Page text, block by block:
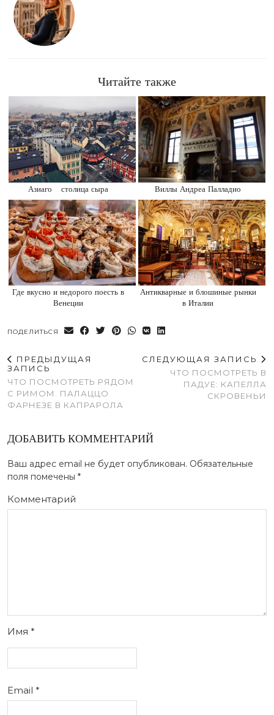
Читайте также
Азиаго – столица сыра Виллы Андреа Палладио
Где вкусно и недорого поесть в
Венеции
Антикварные и блошиные рынки
в Италии
ПОДЕЛИТЬСЯ
ПРЕДЫДУЩАЯ
ЗАПИСЬ
ЧТО ПОСМОТРЕТЬ РЯДОМ
С РИМОМ. ПАЛАЦЦО
ФАРНЕЗЕ В КАПРАРОЛА
СЛЕДУЮЩАЯ ЗАПИСЬ
ЧТО ПОСМОТРЕТЬ В
ПАДУЕ: КАПЕЛЛА
СКРОВЕНЬИ
ДОБАВИТЬ КОММЕНТАРИЙ
Ваш адрес email не будет опубликован. Обязательные
поля помечены *
Комментарий
Имя *
Email *